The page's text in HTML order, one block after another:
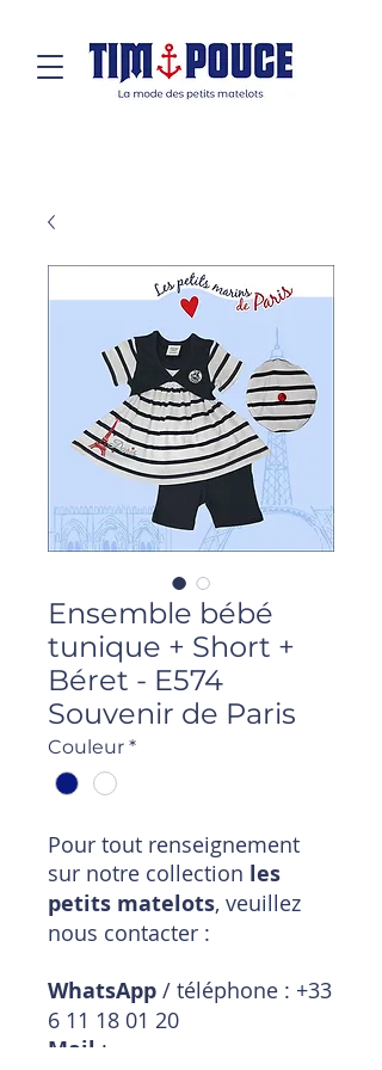
Ensemble bébé
tunique + Short +
Béret - E574
Souvenir de Paris
Couleur *
Pour tout renseignement
sur notre collection les
petits matelots, veuillez
nous contacter :
WhatsApp / téléphone : +33
6 11 18 01 20
Mail :